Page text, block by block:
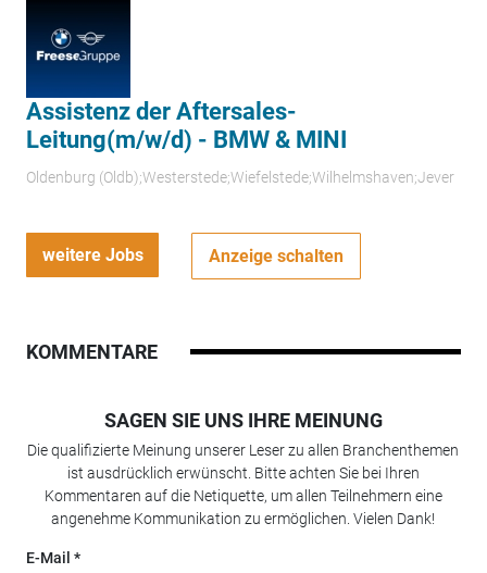
Assistenz der Aftersales-
Leitung(m/w/d) - BMW & MINI
Oldenburg (Oldb);Westerstede;Wiefelstede;Wilhelmshaven;Jever
weitere Jobs Anzeige schalten
KOMMENTARE
SAGEN SIE UNS IHRE MEINUNG
Die qualifizierte Meinung unserer Leser zu allen Branchenthemen
ist ausdrücklich erwünscht. Bitte achten Sie bei Ihren
Kommentaren auf die Netiquette, um allen Teilnehmern eine
angenehme Kommunikation zu ermöglichen. Vielen Dank!
E-Mail